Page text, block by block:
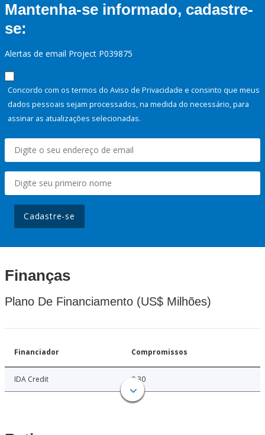
Mantenha-se informado, cadastre-
se:
Alertas de email Project P039875
Concordo com os termos do Aviso de Privacidade e consinto que meus
dados pessoais sejam processados, na medida do necessário, para
assinar as atualizações selecionadas.
Cadastre-se
Finanças
Plano De Financiamento (US$ Milhões)
Financiador Compromissos
IDA Credit 0.30